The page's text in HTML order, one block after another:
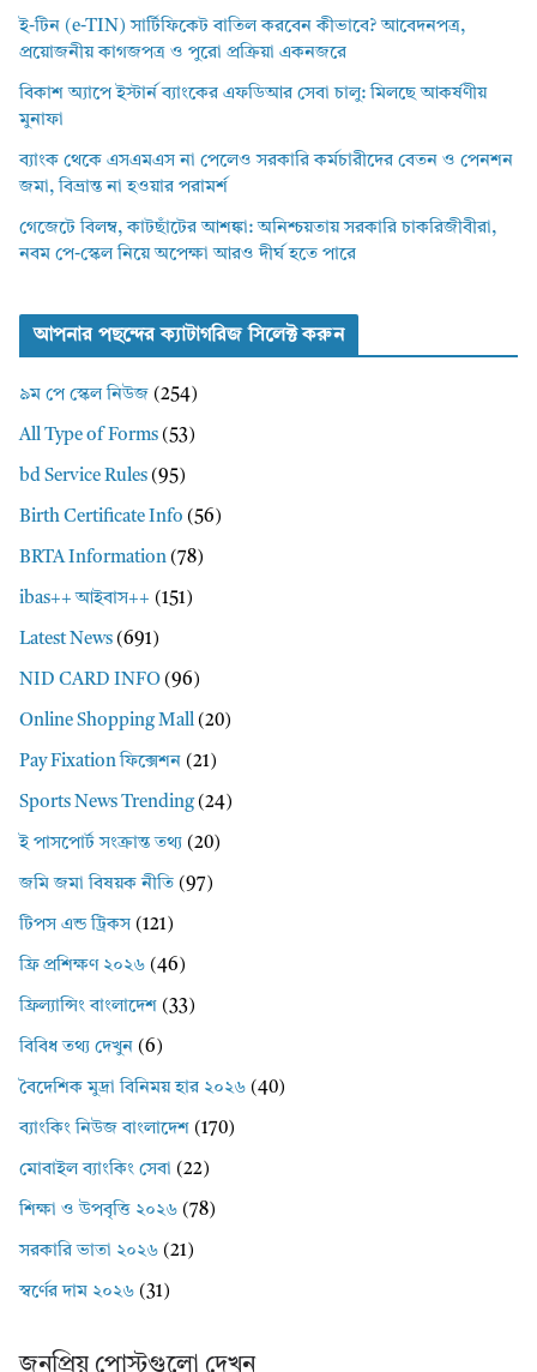
ই-টিন (e-TIN) সার্টিফিকেট বাতিল করবেন কীভাবে? আবেদনপত্র,
প্রয়োজনীয় কাগজপত্র ও পুরো প্রক্রিয়া একনজরে
বিকাশ অ্যাপে ইস্টার্ন ব্যাংকের এফডিআর সেবা চালু: মিলছে আকর্ষণীয়
মুনাফা
ব্যাংক থেকে এসএমএস না পেলেও সরকারি কর্মচারীদের বেতন ও পেনশন
জমা, বিভ্রান্ত না হওয়ার পরামর্শ
গেজেটে বিলম্ব, কাটছাঁটের আশঙ্কা: অনিশ্চয়তায় সরকারি চাকরিজীবীরা,
নবম পে-স্কেল নিয়ে অপেক্ষা আরও দীর্ঘ হতে পারে
আপনার পছন্দের ক্যাটাগরিজ সিলেক্ট করুন
৯ম পে স্কেল নিউজ (254)
All Type of Forms (53)
bd Service Rules (95)
Birth Certificate Info (56)
BRTA Information (78)
ibas++ আইবাস++ (151)
Latest News (691)
NID CARD INFO (96)
Online Shopping Mall (20)
Pay Fixation ফিক্সেশন (21)
Sports News Trending(24)
ই পাসপোর্ট সংক্রান্ত তথ্য (20)
জমি জমা বিষয়ক নীতি (97)
টিপস এন্ড ট্রিকস (121)
ফ্রি প্রশিক্ষণ ২০২৬ (46)
ফ্রিল্যান্সিং বাংলাদেশ (33)
বিবিধ তথ্য দেখুন (6)
বৈদেশিক মুদ্রা বিনিময় হার ২০২৬ (40)
ব্যাংকিং নিউজ বাংলাদেশ (170)
মোবাইল ব্যাংকিং সেবা (22)
শিক্ষা ও উপবৃত্তি ২০২৬ (78)
সরকারি ভাতা ২০২৬ (21)
স্বর্ণের দাম ২০২৬ (31)
জনপ্রিয় পোস্টগুলো দেখুন